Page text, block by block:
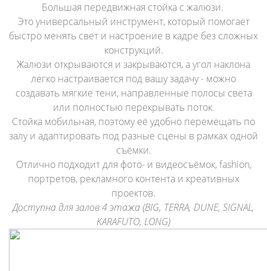
Большая передвижная стойка с жалюзи.
Это универсальный инструмент, который помогает
быстро менять свет и настроение в кадре без сложных
конструкций.
Жалюзи открываются и закрываются, а угол наклона
легко настраивается под вашу задачу - можно
создавать мягкие тени, направленные полосы света
или полностью перекрывать поток.
Стойка мобильная, поэтому её удобно перемещать по
залу и адаптировать под разные сцены в рамках одной
съёмки.
Отлично подходит для фото- и видеосъёмок, fashion,
портретов, рекламного контента и креативных
проектов.
Доступна для залов 4 этажа (BIG, TERRA, DUNE, SIGNAL,
KARAFUTO, LONG)